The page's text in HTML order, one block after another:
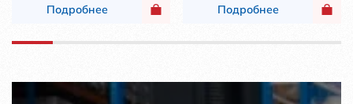
Подробнее Подробнее